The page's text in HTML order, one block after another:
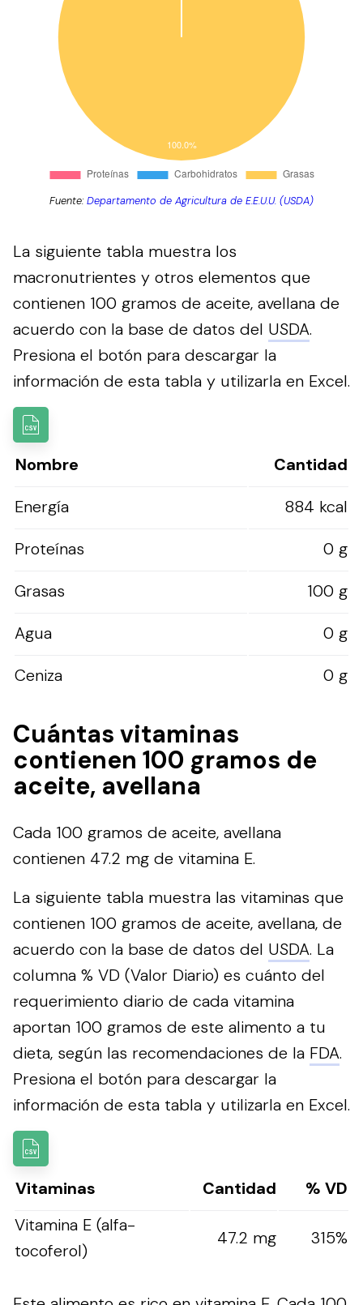
Fuente:Departamento de Agricultura de E.E.U.U. (USDA)
La siguiente tabla muestra los
macronutrientes y otros elementos que
contienen 100 gramos de aceite, avellana de
acuerdo con la base de datos del USDA.
Presiona el botón para descargar la
información de esta tabla y utilizarla en Excel.
Nombre
Cantidad
Energía
884 kcal
Proteínas
0 g
Grasas
100 g
Agua
0 g
Ceniza
0 g
Cuántas vitaminas
contienen 100 gramos de
aceite, avellana
Cada 100 gramos de aceite, avellana
contienen 47.2 mg de vitamina E.
La siguiente tabla muestra las vitaminas que
contienen 100 gramos de aceite, avellana, de
acuerdo con la base de datos del USDA. La
columna % VD (Valor Diario) es cuánto del
requerimiento diario de cada vitamina
aportan 100 gramos de este alimento a tu
dieta, según las recomendaciones de la FDA.
Presiona el botón para descargar la
información de esta tabla y utilizarla en Excel.
Vitaminas Cantidad
% VD
Vitamina E (alfa-
tocoferol)
47.2 mg 315%